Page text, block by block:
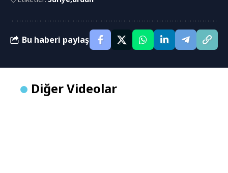
Bu haberi paylaş
Diğer Videolar